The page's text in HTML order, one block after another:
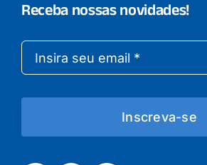
Receba nossas novidades!
Inscreva-se